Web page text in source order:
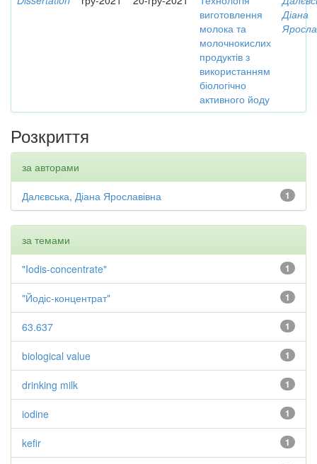
виготовлення
молока та
молочнокислих
продуктів з
використанням
біологічно
активного йоду
Діана
Розкриття
за авторами
1
Далєвська, Діана Ярославівна
за темами
1
"Iodis-concentrate"
1
"Йодіс-концентрат"
1
63.637
1
biological value
1
drinking milk
1
iodine
1
kefir